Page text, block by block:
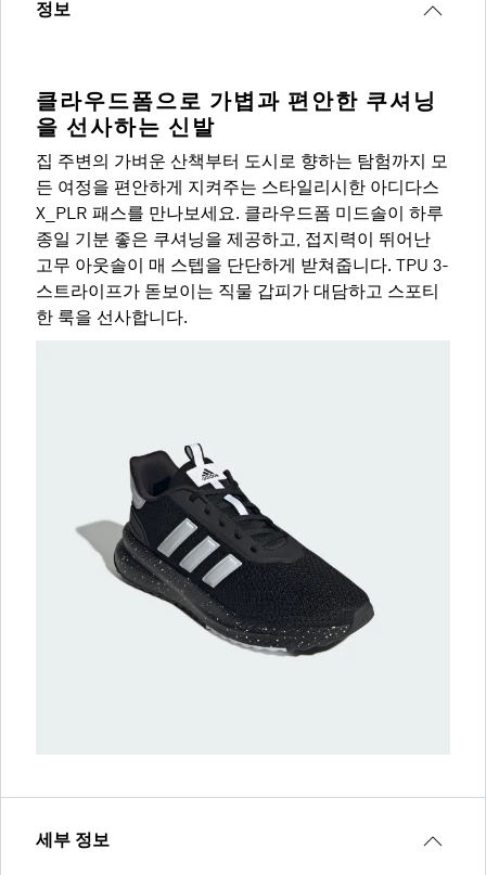
정보
클라우드폼으로 가볍과 편안한 쿠셔닝
을 선사하는 신발
집 주변의 가벼운 산책부터 도시로 향하는 탐험까지 모
든 여정을 편안하게 지켜주는 스타일리시한 아디다스
X_PLR 패스를 만나보세요. 클라우드폼 미드솔이 하루
종일 기분 좋은 쿠셔닝을 제공하고, 접지력이 뛰어난
고무 아웃솔이 매 스텝을 단단하게 받쳐줍니다. TPU 3-
스트라이프가 돋보이는 직물 갑피가 대담하고 스포티
한 룩을 선사합니다.
세부 정보